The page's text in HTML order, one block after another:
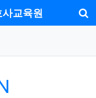
교육원